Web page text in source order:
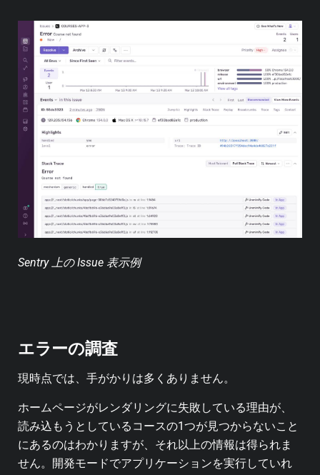
Sentry 上の Issue 表示例
エラーの調査
現時点では、手がかりは多くありません。
ホームページがレンダリングに失敗している理由が、
読み込もうとしているコースの1つが見つからないこと
にあるのはわかりますが、それ以上の情報は得られま
せん。開発モードでアプリケーションを実行していれ